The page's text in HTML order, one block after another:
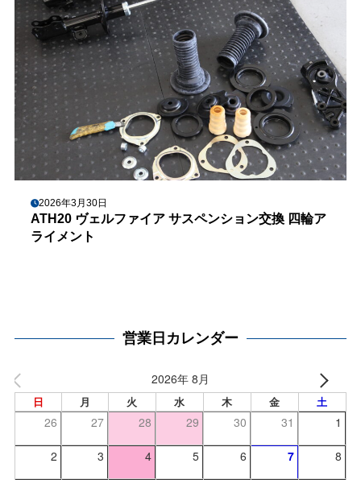
2026年3月30日
ATH20 ヴェルファイア サスペンション交換 四輪ア
ライメント
営業日カレンダー
2026年 8月
日 月 火 水 木 金 土
26 27 28 29 30 31 1
2 3 4 5 6 7 8